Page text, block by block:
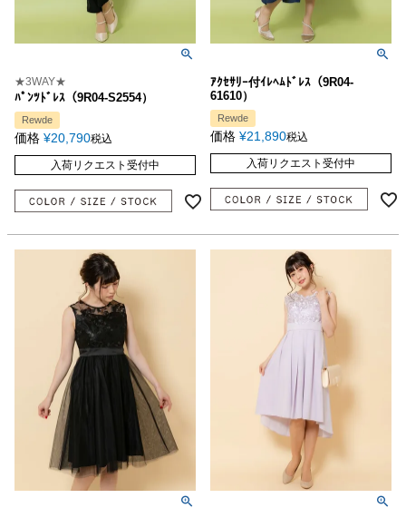
★3WAY★
ﾊﾟﾝﾂﾄﾞﾚｽ（9R04-S2554）
Rewde
価格 ¥20,790税込
入荷リクエスト受付中
ｱｸｾｻﾘｰ付ｲﾚﾍﾑﾄﾞﾚｽ（9R04-
61610）
Rewde
価格 ¥21,890税込
入荷リクエスト受付中